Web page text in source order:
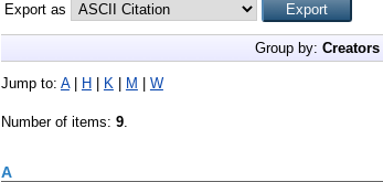
Export as
Group by:Creators
Jump to: A| H K| M W
Number of items: 9.
A